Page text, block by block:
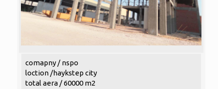
comapny / nspo
loction /haykstep city
total aera / 60000 m2